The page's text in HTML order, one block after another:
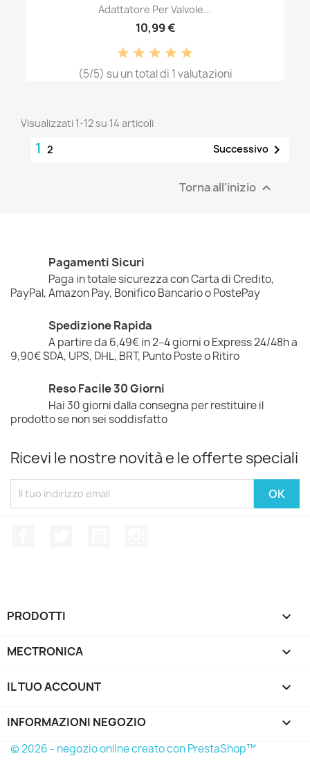
Adattatore Per Valvole...
10,99 €
(5/5) su un total di 1 valutazioni
Visualizzati 1-12 su 14 articoli
1 2 Successivo 
Torna all'inizio 
Pagamenti Sicuri
Paga in totale sicurezza con Carta di Credito,
PayPal, Amazon Pay, Bonifico Bancario o PostePay
Spedizione Rapida
A partire da 6,49€ in 2–4 giorni o Express 24/48h a
9,90€ SDA, UPS, DHL, BRT, Punto Poste o Ritiro
Reso Facile 30 Giorni
Hai 30 giorni dalla consegna per restituire il
prodotto se non sei soddisfatto
Ricevi le nostre novità e le offerte speciali
PRODOTTI 
MECTRONICA 
IL TUO ACCOUNT 
INFORMAZIONI NEGOZIO keyboard_arrow_down
© 2026 - negozio online creato con PrestaShop™